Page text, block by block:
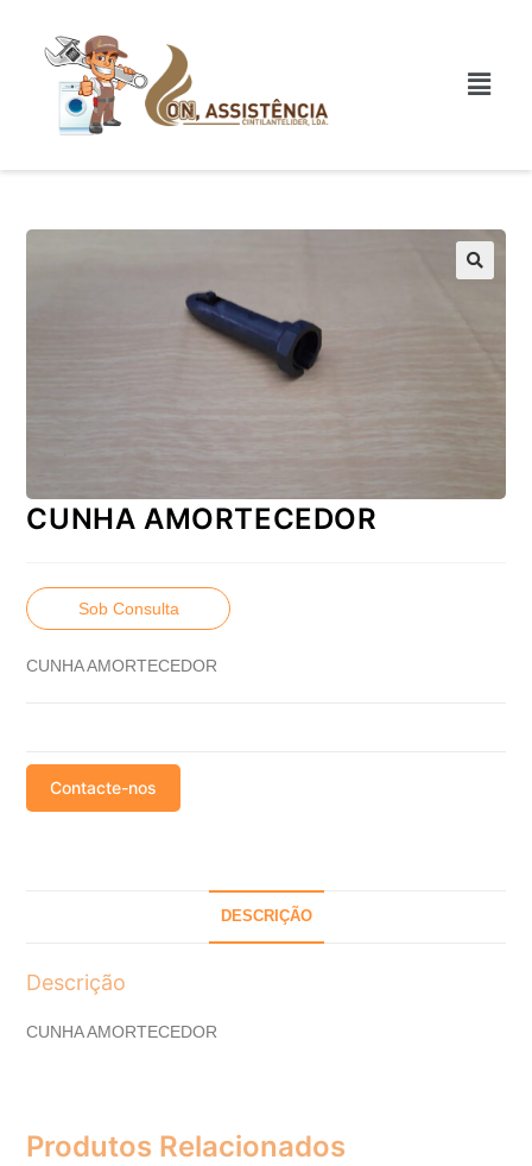
CUNHA AMORTECEDOR
Sob Consulta
CUNHA AMORTECEDOR
Contacte-nos
DESCRIÇÃO
Descrição
CUNHA AMORTECEDOR
Produtos Relacionados